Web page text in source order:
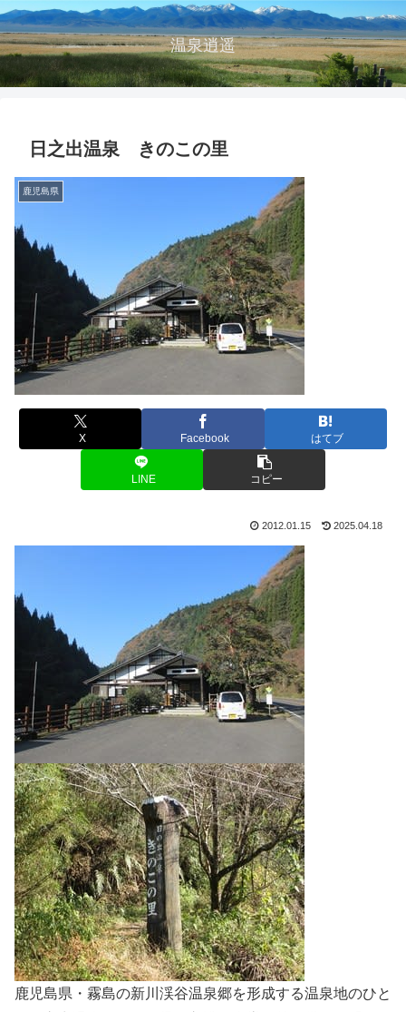
温泉逍遥
日之出温泉 きのこの里
鹿児島県
X Facebook はてブ
LINE コピー
2012.01.15 2025.04.18
鹿児島県・霧島の新川渓谷温泉郷を形成する温泉地のひと